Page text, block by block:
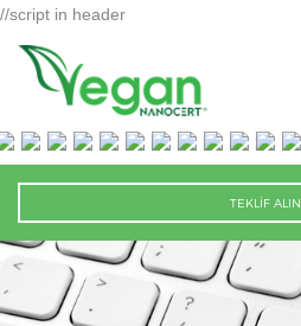
//script in header
TEKLİF ALIN